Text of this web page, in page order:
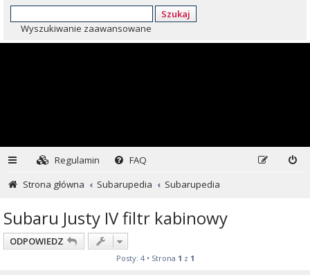
Szukaj
Wyszukiwanie zaawansowane
Regulamin
FAQ
Strona główna
Subarupedia Subarupedia
Subaru Justy IV filtr kabinowy
ODPOWIEDZ
Posty: 4 • Strona 1 z 1